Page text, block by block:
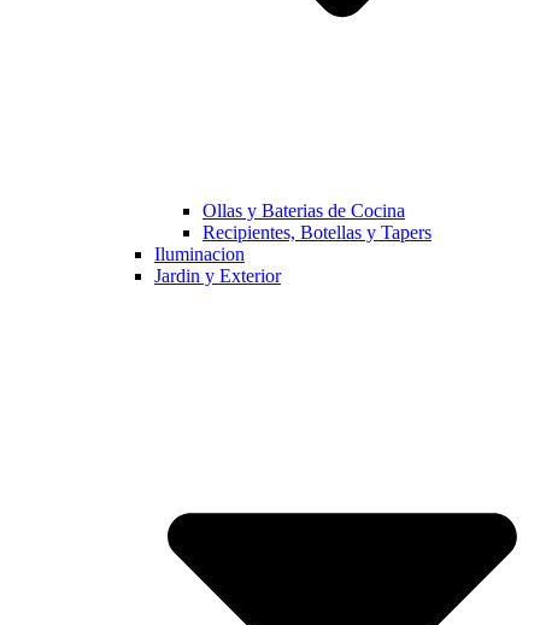
Ollas y Baterias de Cocina
Recipientes, Botellas y Tapers
Iluminacion
Jardin y Exterior